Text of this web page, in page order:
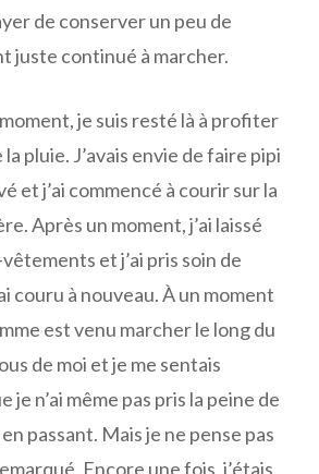
de conserver un peu de
juste continué à marcher.
je suis resté là à profiter
pluie. J’avais envie de faire pipi
et j’ai commencé à courir sur la
Après un moment, j’ai laissé
et j’ai pris soin de
couru à nouveau. À un moment
est venu marcher le long du
de moi et je me sentais
je n’ai même pas pris la peine de
passant. Mais je ne pense pas
Encore une fois, j’étais